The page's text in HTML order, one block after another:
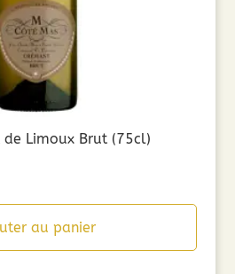
de Limoux Brut (75cl)
au panier